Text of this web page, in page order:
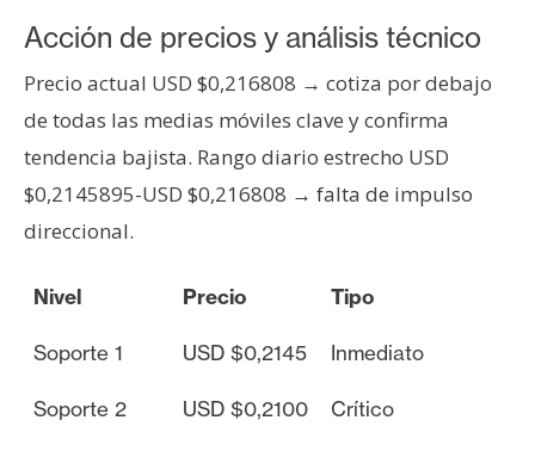
r
o
s
C
o
c
o
Acción de precios y análisis técnico
Precio actual USD $0,216808 → cotiza por debajo
de todas las medias móviles clave y confirma
tendencia bajista. Rango diario estrecho USD
$0,2145895-USD $0,216808 → falta de impulso
direccional.
Nivel Precio Tipo
Soporte 1 USD $0,2145 Inmediato
Soporte 2 USD $0,2100 Crítico